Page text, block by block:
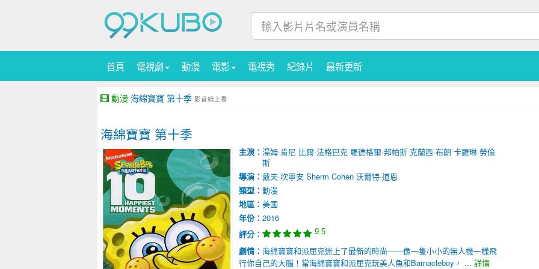
首頁 電視劇 動漫 電影 電視秀 紀錄片 最新更新
動漫 海綿寶寶 第十季 影音線上看
海綿寶寶 第十季
主演： 湯姆·肯尼 比爾·法格巴克 羅德格爾·邦帕斯 克蘭西·布朗 卡羅琳·勞倫
斯
導演： 戴夫·坎寧安 Sherm Cohen 沃爾特·道恩
類型： 動漫
地區： 美國
年份： 2016
評分：
9.5
劇情： 海綿寶寶和派屈克迷上了最新的時尚——像一隻小小的無人機一樣飛
行你自己的大腦！當海綿寶寶和派屈克玩美人魚和Barnacleboy， ... 詳情